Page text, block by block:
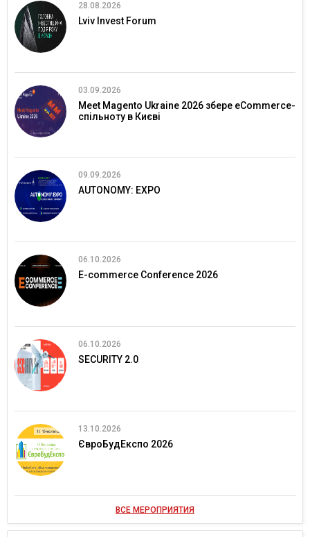
28.08.2026
Lviv Invest Forum
03.09.2026
Meet Magento Ukraine 2026 збере eCommerce-
спільноту в Києві
09.09.2026
AUTONOMY: EXPO
06.10.2026
E-commerce Conference 2026
06.10.2026
SECURITY 2.0
13.10.2026
ЄвроБудЕкспо 2026
ВСЕ МЕРОПРИЯТИЯ